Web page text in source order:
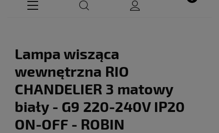
Lampa wisząca
wewnętrzna RIO
CHANDELIER 3 matowy
biały - G9 220-240V IP20
ON-OFF - ROBIN